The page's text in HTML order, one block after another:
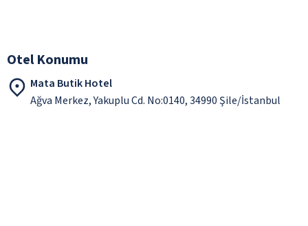
Otel Konumu
Mata Butik Hotel
Ağva Merkez, Yakuplu Cd. No:0140, 34990 Şile/İstanbul